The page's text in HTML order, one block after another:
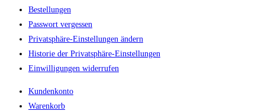
Bestellungen
Passwort vergessen
Privatsphäre-Einstellungen ändern
Historie der Privatsphäre-Einstellungen
Einwilligungen widerrufen
Kundenkonto
Warenkorb